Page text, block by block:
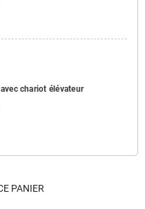
chariot élévateur
PANIER